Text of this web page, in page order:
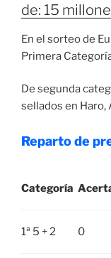
de: 15
En el sorteo de
Primera
De segunda
sellados en Haro,
Reparto de
Categoría
1ª 5 + 2 0